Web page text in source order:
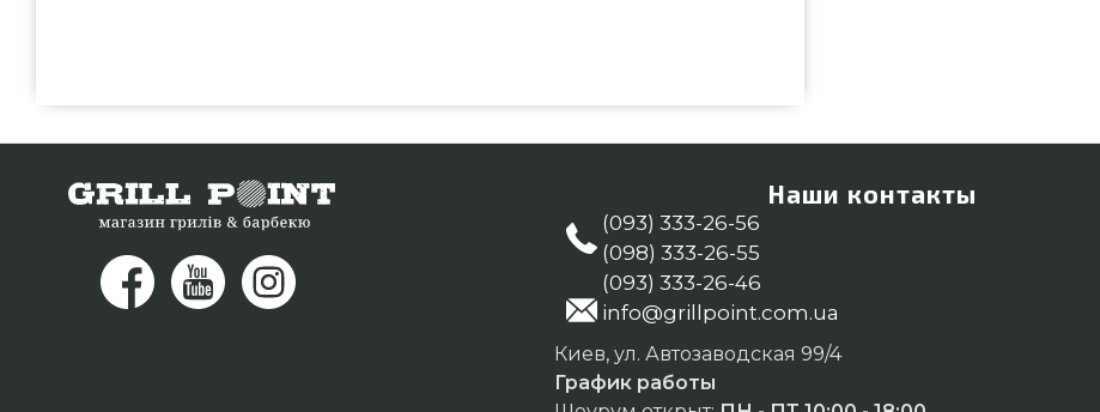
аксессуаров grillpoint.com.ua Смотрите и заказывайте также Посуда для гриля в
каталоге интернет магазина grillpoint.com.ua Позвоните нашим консультантам на
Ровно, Мариуполь, Черкассы
Наши контакты
(093) 333-26-56
(098) 333-26-55
(093) 333-26-46
info@grillpoint.com.ua
Киев, ул. Автозаводская 99/4
График работы